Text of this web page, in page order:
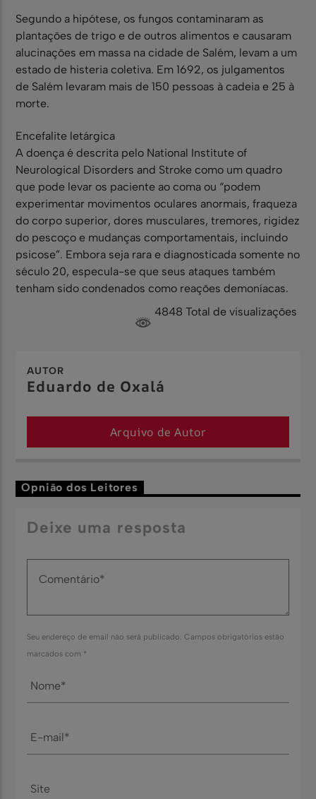
Segundo a hipótese, os fungos contaminaram as
plantações de trigo e de outros alimentos e causaram
alucinações em massa na cidade de Salém, levam a um
estado de histeria coletiva. Em 1692, os julgamentos
de Salém levaram mais de 150 pessoas à cadeia e 25 à
morte.
Encefalite letárgica
A doença é descrita pelo National Institute of
Neurological Disorders and Stroke como um quadro
que pode levar os paciente ao coma ou “podem
experimentar movimentos oculares anormais, fraqueza
do corpo superior, dores musculares, tremores, rigidez
do pescoço e mudanças comportamentais, incluindo
psicose”. Embora seja rara e diagnosticada somente no
século 20, especula-se que seus ataques também
tenham sido condenados como reações demoníacas.
4848 Total de visualizações
AUTOR
Eduardo de Oxalá
Arquivo de Autor
Opnião dos Leitores
Deixe uma resposta
Seu endereço de email não será publicado. Campos obrigatórios estão
marcados com *